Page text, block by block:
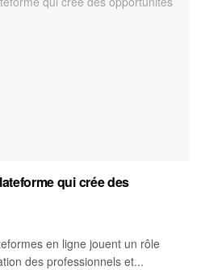
qui crée des
en ligne jouent un rôle
des professionnels et...